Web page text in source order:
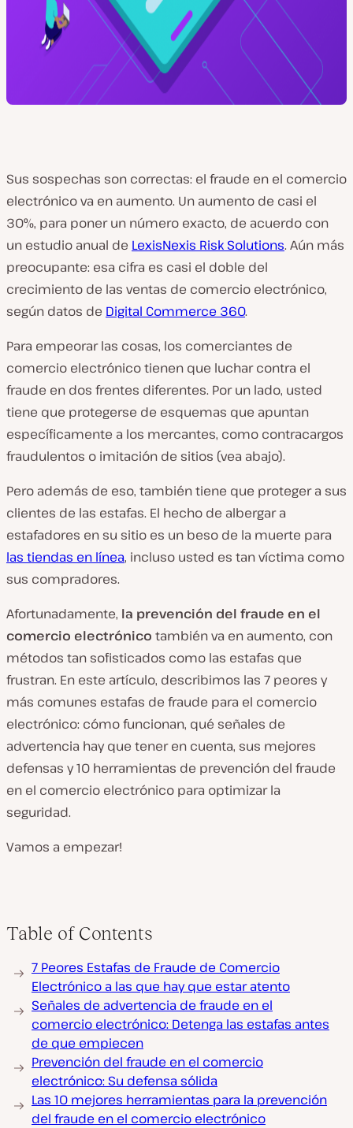
Sus sospechas son correctas: el fraude en el comercio
electrónico va en aumento. Un aumento de casi el
30%, para poner un número exacto, de acuerdo con
un estudio anual de LexisNexis Risk Solutions. Aún más
preocupante: esa cifra es casi el doble del
crecimiento de las ventas de comercio electrónico,
según datos de Digital Commerce 360.
Para empeorar las cosas, los comerciantes de
comercio electrónico tienen que luchar contra el
fraude en dos frentes diferentes. Por un lado, usted
tiene que protegerse de esquemas que apuntan
específicamente a los mercantes, como contracargos
fraudulentos o imitación de sitios (vea abajo).
Pero además de eso, también tiene que proteger a sus
clientes de las estafas. El hecho de albergar a
estafadores en su sitio es un beso de la muerte para
las tiendas en línea, incluso usted es tan víctima como
sus compradores.
Afortunadamente, la prevención del fraude en el
comercio electrónico tambiénva en aumento, con
métodos tan sofisticados como las estafas que
frustran. En este artículo, describimos las 7 peores y
más comunes estafas de fraude para el comercio
electrónico: cómo funcionan, qué señales de
advertencia hay que tener en cuenta, sus mejores
defensas y 10 herramientas de prevención del fraude
en el comercio electrónico para optimizar la
seguridad.
Vamos a empezar!
Table of Contents
7 Peores Estafas de Fraude de Comercio
Electrónico a las que hay que estar atento
Señales de advertencia de fraude en el
comercio electrónico: Detenga las estafas antes
de que empiecen
Prevención del fraude en el comercio
electrónico: Su defensa sólida
Las 10 mejores herramientas para la prevención
del fraude en el comercio electrónico